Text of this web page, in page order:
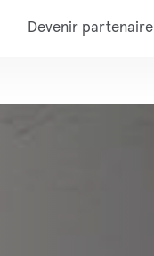
Devenir partenaire